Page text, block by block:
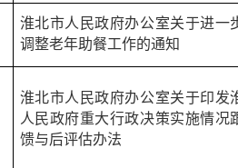
淮北市人民政府办公室关于进一
调整老年助餐工作的通知
淮北市人民政府办公室关于印发
人民政府重大行政决策实施情况
馈与后评估办法